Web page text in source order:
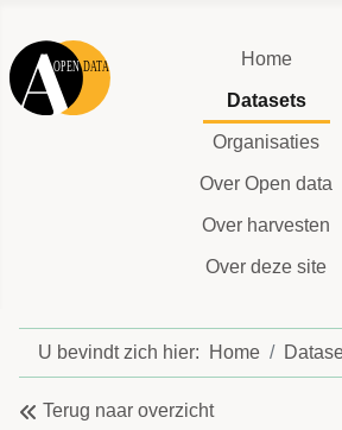
Home
Datasets
Organisaties
Over Open data
Over harvesten
Over deze site
U bevindt zich hier: Home
Terug naar overzicht